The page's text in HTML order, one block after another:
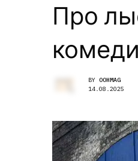
Про
BY OOHMAG
14.08.2025